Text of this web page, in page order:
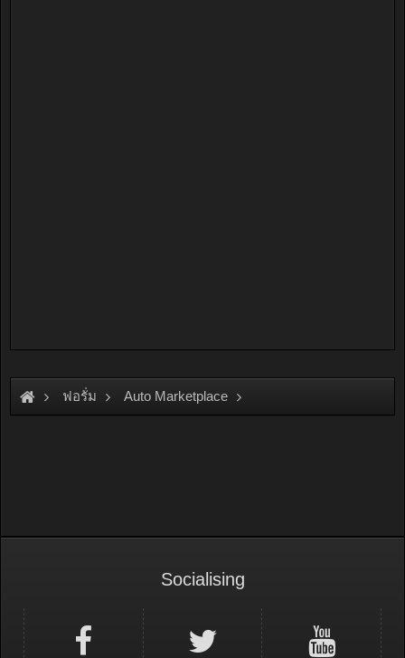
ฟอรั่ม Auto Marketplace
Socialising